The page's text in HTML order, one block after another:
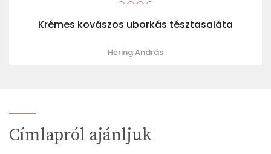
Krémes kovászos uborkás tésztasaláta
Hering András
Címlapról ajánljuk